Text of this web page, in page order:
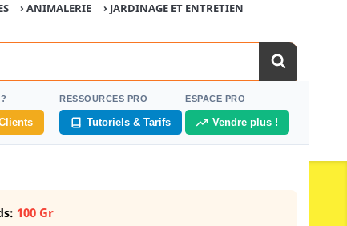
›ANIMALERIE › JARDINAGE ET ENTRETIEN
RESSOURCES PRO
Tutoriels & Tarifs
ESPACE PRO
Vendre plus !
100 Gr